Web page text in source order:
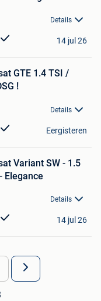
Details
14 jul 26
GTE 1.4 TSI /
!
Details
Eergisteren
Variant SW - 1.5
Elegance
Details
14 jul 26